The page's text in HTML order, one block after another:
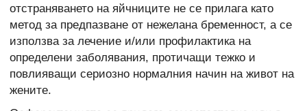
отстраняването на яйчниците не се прилага като
метод за предпазване от нежелана бременност, а се
използва за лечение и/или профилактика на
определени заболявания, протичащи тежко и
повлияващи сериозно нормалния начин на живот на
жените.